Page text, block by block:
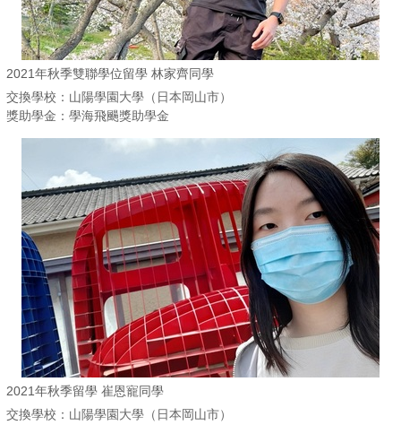
2021年秋季雙聯學位留學 林家齊同學
交換學校：山陽學園大學（日本岡山市）
獎助學金：學海飛颺獎助學金
2021年秋季留學 崔恩寵同學
交換學校：山陽學園大學（日本岡山市）